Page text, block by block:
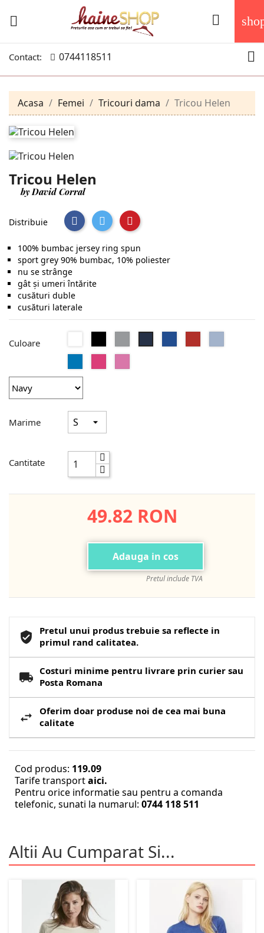
 
Contact: 0744118511 
Acasa Femei Tricouri dama Tricou Helen
Tricou Helen
by David Corral
Distribuie
100% bumbac jersey ring spun
sport grey 90% bumbac, 10% poliester
nu se strânge
gât şi umeri întărite
cusături duble
cusături laterale
Culoare
Grey
Blue
Marime
Cantitate
49.82 RON
Adauga in cos
Pretul include TVA
Pretul unui produs trebuie sa reflecte in
primul rand calitatea.
Costuri minime pentru livrare prin curier sau
Posta Romana
Oferim doar produse noi de cea mai buna
calitate
Cod produs: 119.09
Tarife transportaici.
Pentru orice informatie sau pentru a comanda
telefonic, sunati la numarul: 0744 118 511
Altii Au Cumparat Si...